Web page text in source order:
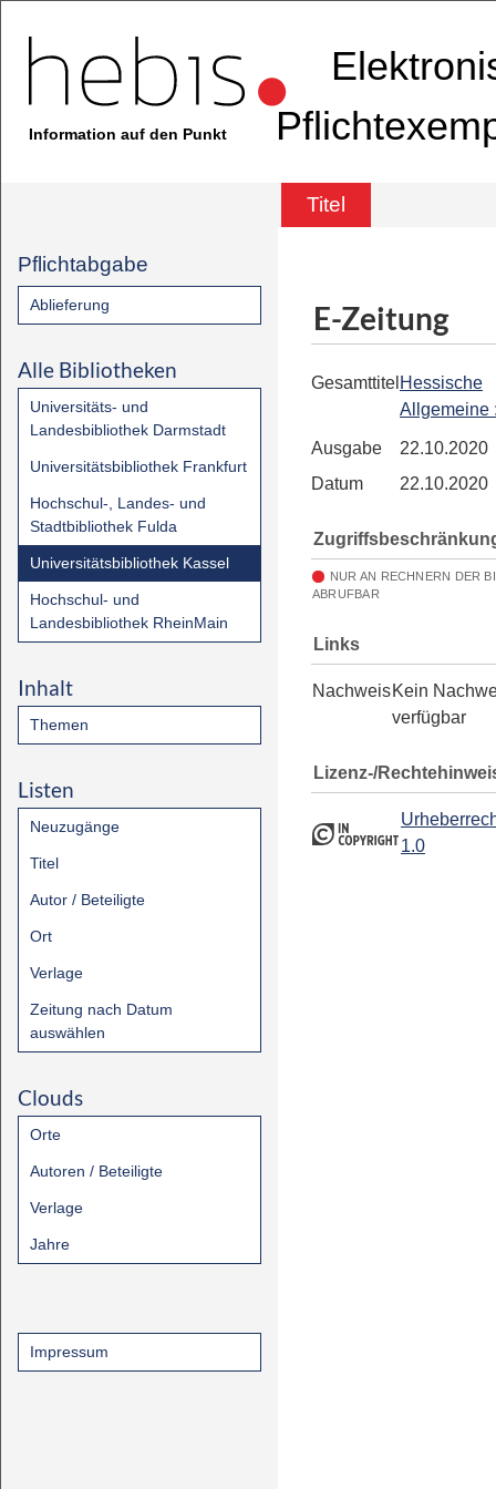
Information auf den Punkt
Titel
Pflichtabgabe
Ablieferung
Alle Bibliotheken
Universitäts- und
Landesbibliothek Darmstadt
Universitätsbibliothek Frankfurt
Hochschul-, Landes- und
Stadtbibliothek Fulda
Universitätsbibliothek Kassel
Hochschul- und
Landesbibliothek RheinMain
Inhalt
Themen
Listen
Neuzugänge
Titel
Autor / Beteiligte
Ort
Verlage
Zeitung nach Datum
auswählen
Clouds
Orte
Autoren / Beteiligte
Verlage
Jahre
Impressum
E-Zeitung
Gesamttitel Hessische
Allgemeine
Ausgabe
22.10.2020
Datum
22.10.2020
NUR AN RECHNERN DER
ABRUFBAR
Links
NachweisKein
verfügbar
Lizenz-/
1.0